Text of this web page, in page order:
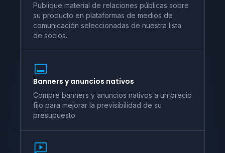
Publique material de relaciones públicas sobre
su producto en plataformas de medios de
comunicación seleccionadas de nuestra lista
de socios.
Banners y anuncios nativos
Compre banners y anuncios nativos a un precio
fijo para mejorar la previsibilidad de su
presupuesto